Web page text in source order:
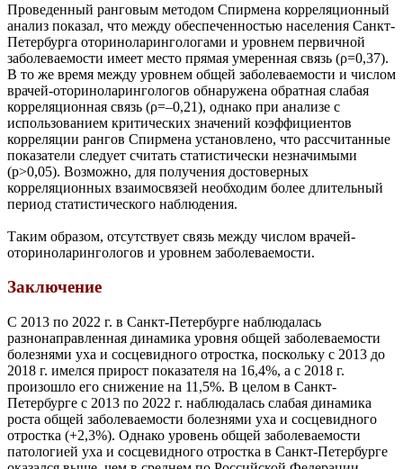
Проведенный ранговым методом Спирмена корреляционный
анализ показал, что между обеспеченностью населения Санкт-
Петербурга оториноларингологами и уровнем первичной
заболеваемости имеет место прямая умеренная связь (ρ=0,37).
В то же время между уровнем общей заболеваемости и числом
врачей-оториноларингологов обнаружена обратная слабая
корреляционная связь (ρ=–0,21), однако при анализе с
использованием критических значений коэффициентов
корреляции рангов Спирмена установлено, что рассчитанные
показатели следует считать статистически незначимыми
(p>0,05). Возможно, для получения достоверных
корреляционных взаимосвязей необходим более длительный
период статистического наблюдения.
Таким образом, отсутствует связь между числом врачей-
оториноларингологов и уровнем заболеваемости.
Заключение
С 2013 по 2022 г. в Санкт-Петербурге наблюдалась
разнонаправленная динамика уровня общей заболеваемости
болезнями уха и сосцевидного отростка, поскольку с 2013 до
2018 г. имелся прирост показателя на 16,4%, а с 2018 г.
произошло его снижение на 11,5%. В целом в Санкт-
Петербурге с 2013 по 2022 г. наблюдалась слабая динамика
роста общей заболеваемости болезнями уха и сосцевидного
отростка (+2,3%). Однако уровень общей заболеваемости
патологией уха и сосцевидного отростка в Санкт-Петербурге